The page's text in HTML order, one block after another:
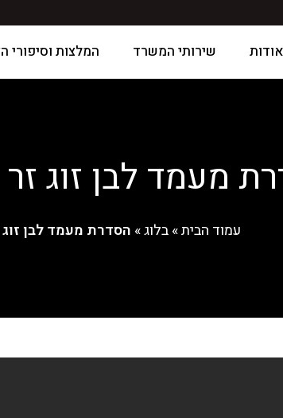
אודות שירותי המשרד המלצות וסיפורי
מעמד לבן זוג זר
עמוד הבית»בלוג» הסדרת מעמד לבן זוג